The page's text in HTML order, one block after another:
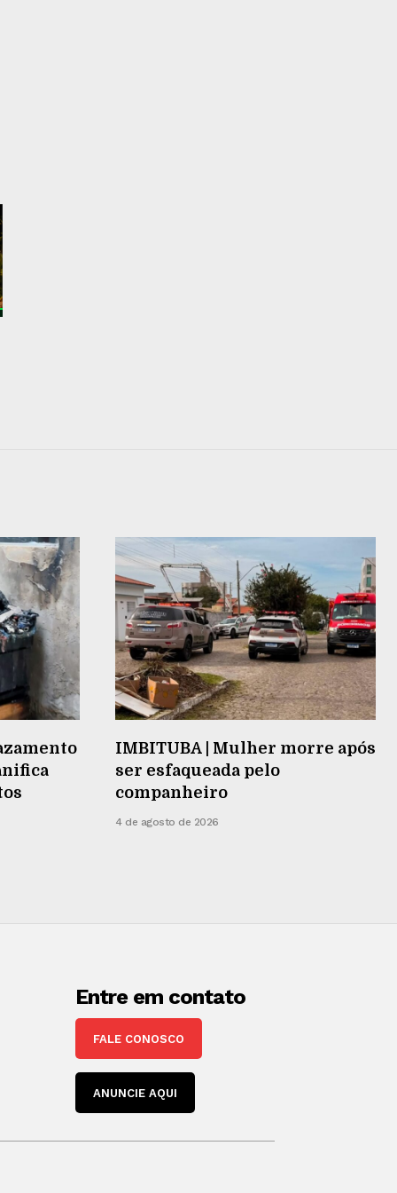
IMBITUBA | Mulher morre após
ser esfaqueada pelo
companheiro
4 de agosto de 2026
Entre em contato
FALE CONOSCO
ANUNCIE AQUI